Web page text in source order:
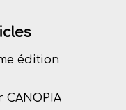
édition